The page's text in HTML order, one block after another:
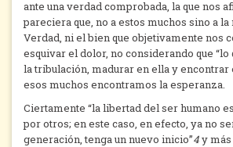
ante una verdad comprobada, la que nos
pareciera que, no a estos muchos sino a
Verdad, ni el bien que objetivamente nos
esquivar el dolor, no considerando que
la tribulación, madurar en ella y
esos muchos encontramos la esperanza.
Ciertamente “la libertad del ser humano
por otros; en este caso, en efecto, ya no
generación, tenga un nuevo inicio”4y